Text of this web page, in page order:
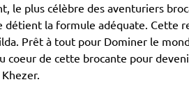
le plus célèbre des aventuriers
la formule adéquate. Cette
Prêt à tout pour Dominer le
coeur de cette brocante pour